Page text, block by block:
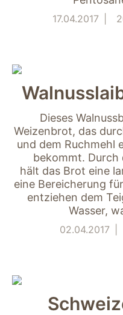
17.04.2017
Dieses
Weizenbrot, das
und dem Ruchmehl
bekommt. Durch
hält das Brot eine
eine Bereicherung
entziehen dem
Wasser,
02.04.2017
auf Basis dessen,
was Sie auf unserer
möglicherweise so
nicht zur direkten
Identifizierung Ihrer
Person verwendet
werden können
(pseudomisiert),
und können an
Drittpartner
weitergegeben
werden, die sie
möglicherweise
verwenden, um
Profil anzupassen.
die Werbung nicht
ausgeschaltet – sie
wird lediglich nicht